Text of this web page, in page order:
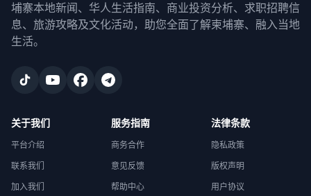
埔寨本地新闻、华人生活指南、商业投资分析、求职招聘信
息、旅游攻略及文化活动，助您全面了解柬埔寨、融入当地
生活。
关于我们
平台介绍
联系我们
加入我们
服务指南
商务合作
意见反馈
帮助中心
法律条款
隐私政策
版权声明
用户协议